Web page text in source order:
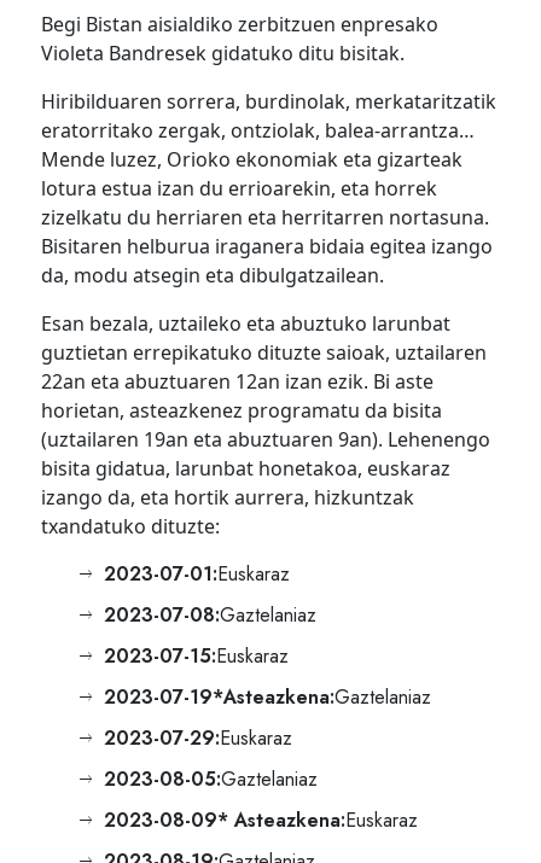
Begi Bistan aisialdiko zerbitzuen enpresako
Violeta Bandresek gidatuko ditu bisitak.
Hiribilduaren sorrera, burdinolak, merkataritzatik
eratorritako zergak, ontziolak, balea-arrantza…
Mende luzez, Orioko ekonomiak eta gizarteak
lotura estua izan du errioarekin, eta horrek
zizelkatu du herriaren eta herritarren nortasuna.
Bisitaren helburua iraganera bidaia egitea izango
da, modu atsegin eta dibulgatzailean.
Esan bezala, uztaileko eta abuztuko larunbat
guztietan errepikatuko dituzte saioak, uztailaren
22an eta abuztuaren 12an izan ezik. Bi aste
horietan, asteazkenez programatu da bisita
(uztailaren 19an eta abuztuaren 9an). Lehenengo
bisita gidatua, larunbat honetakoa, euskaraz
izango da, eta hortik aurrera, hizkuntzak
txandatuko dituzte:
2023-07-01:Euskaraz
2023-07-08:Gaztelaniaz
2023-07-15:Euskaraz
2023-07-19*Asteazkena:Gaztelaniaz
2023-07-29:Euskaraz
2023-08-05:Gaztelaniaz
2023-08-09* Asteazkena:Euskaraz